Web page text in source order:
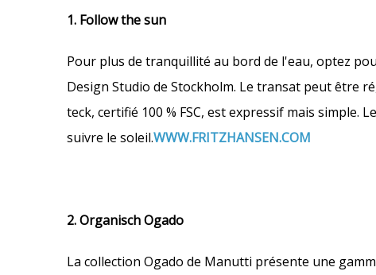
1. Follow the sun
Pour plus de tranquillité au bord de l'eau, optez
Design Studio de Stockholm. Le transat peut être
teck, certifié 100 % FSC, est expressif mais
suivre le soleil.WWW.FRITZHANSEN.COM
2. Organisch Ogado
La collection Ogado de Manutti présente une